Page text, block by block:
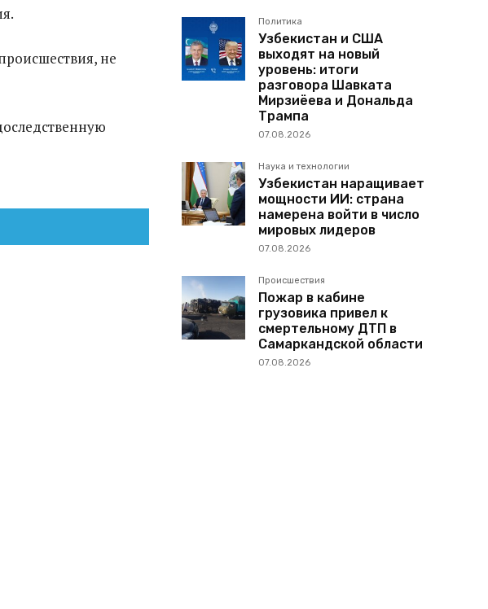
не
Политика
Узбекистан и США
выходят на новый
уровень: итоги
разговора Шавката
Мирзиёева и Дональда
Трампа
07.08.2026
Наука и технологии
Узбекистан наращивает
мощности ИИ: страна
намерена войти в число
мировых лидеров
07.08.2026
Происшествия
Пожар в кабине
грузовика привел к
смертельному ДТП в
Самаркандской области
07.08.2026